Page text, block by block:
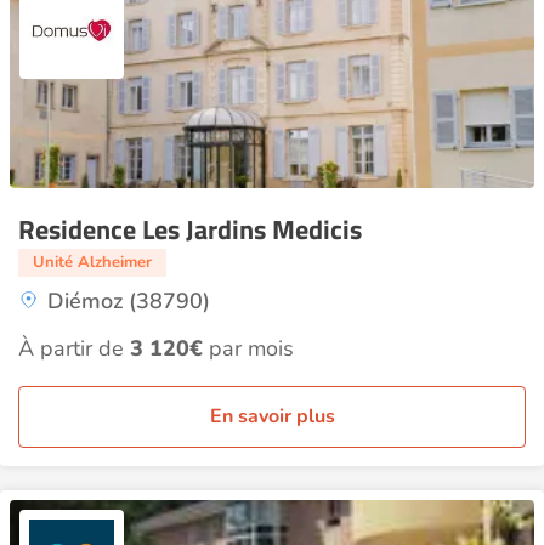
Residence Les Jardins Medicis
Unité Alzheimer
Diémoz (38790)
À partir de 3 120€ par mois
En savoir plus